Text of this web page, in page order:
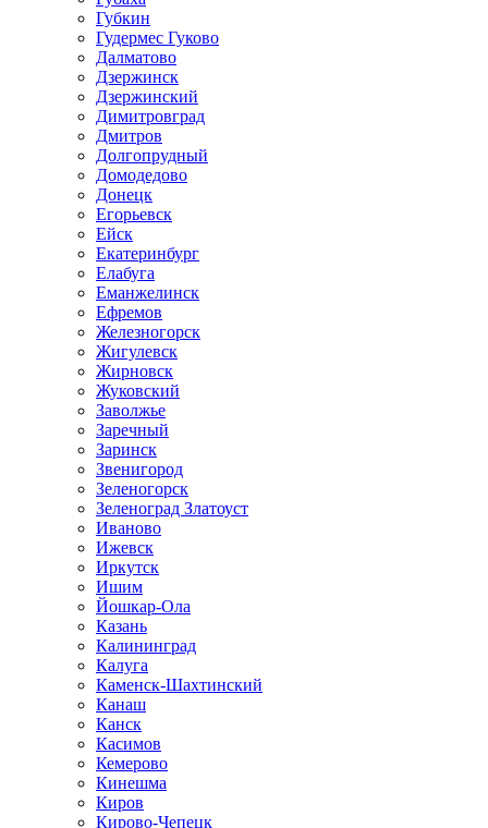
Губкин
Гудермес Гуково
Далматово
Дзержинск
Дзержинский
Димитровград
Дмитров
Долгопрудный
Домодедово
Донецк
Егорьевск
Ейск
Екатеринбург
Елабуга
Еманжелинск
Ефремов
Железногорск
Жигулевск
Жирновск
Жуковский
Заволжье
Заречный
Заринск
Звенигород
Зеленогорск
Зеленоград Златоуст
Иваново
Ижевск
Иркутск
Ишим
Йошкар-Ола
Казань
Калининград
Калуга
Каменск-Шахтинский
Канаш
Канск
Касимов
Кемерово
Кинешма
Киров
Кирово-Чепецк